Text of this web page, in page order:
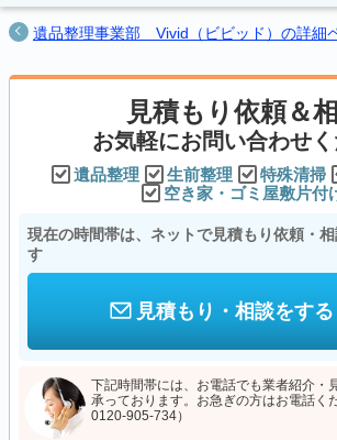
遺品整理事業部 Vivid（ビビッド）の詳細
見積もり依頼＆
お気軽にお問い合わせ
遺品整理 生前整理 特殊清掃
空き家・ゴミ屋敷片付
現在の時間帯は、ネットで見積もり依頼・
す
見積もり・相談をする
下記時間帯には、お電話でも業者紹介・
承っております。お急ぎの方はお電話く
0120-905-734）